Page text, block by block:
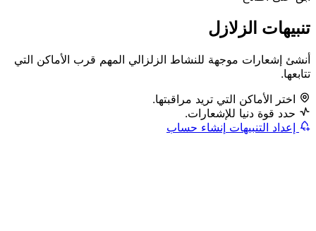
تنبيهات الزلازل
أنشئ إشعارات موجهة للنشاط الزلزالي المهم قرب الأماكن التي
تتابعها.
اختر الأماكن التي تريد مراقبتها.
حدد قوة دنيا للإشعارات.
إعداد التنبيهات إنشاء حساب